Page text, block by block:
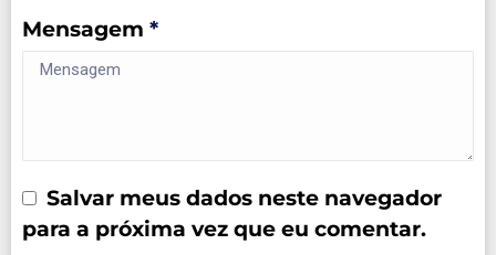
Mensagem *
Salvar meus dados neste navegador
para a próxima vez que eu comentar.